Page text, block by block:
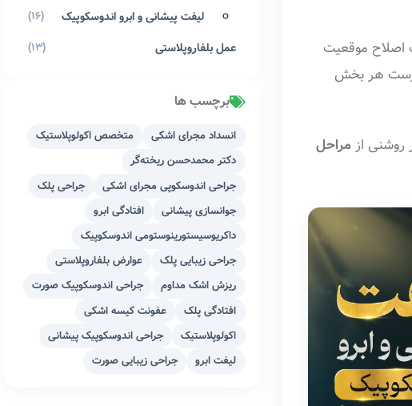
اصلاح موقعیت
هر بخش
روشنی از مراحل
لیفت پیشانی و ابرو اندوسکوپیک (16)
عمل بلفاروپلاستی (13)
برچسب ها
انسداد مجرای اشکی
متخصص اکولوپلاستیک
دکتر محمدحسن ریخته‌گر
جراحی اندوسکوپی مجرای اشکی
جراحی پلک
جوانسازی پیشانی
افتادگی ابرو
داکریوسیستورینوستومی اندوسکوپیک
جراحی زیبایی پلک
عوارض بلفاروپلاستی
ریزش اشک مداوم
جراحی اندوسکوپیک صورت
افتادگی پلک
عفونت کیسه اشکی
اکولوپلاستیک
جراحی اندوسکوپیک پیشانی
لیفت ابرو
جراحی زیبایی صورت